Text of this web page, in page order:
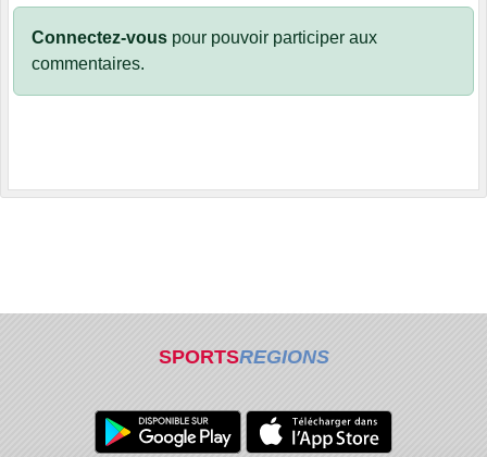
Connectez-vous pour pouvoir participer aux
commentaires.
SPORTSREGIONS